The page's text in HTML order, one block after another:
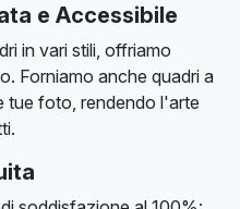
e Accessibile
in vari stili, offriamo
Forniamo anche quadri a
tue foto, rendendo l'arte